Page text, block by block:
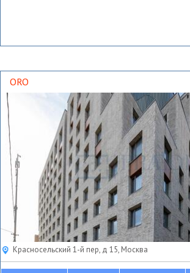
ORO
Красносельский 1-й пер, д 15, Москва